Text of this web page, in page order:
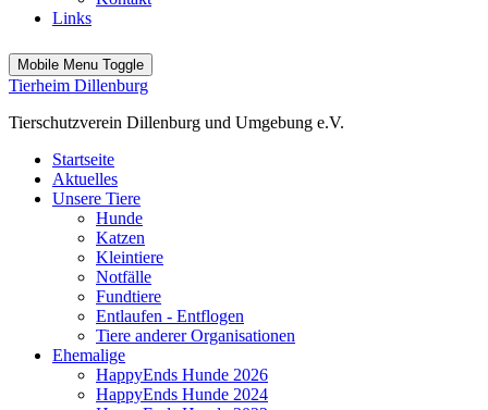
Links
Mobile Menu Toggle
Tierheim Dillenburg
Tierschutzverein Dillenburg und Umgebung e.V.
Startseite
Aktuelles
Unsere Tiere
Hunde
Katzen
Kleintiere
Notfälle
Fundtiere
Entlaufen - Entflogen
Tiere anderer Organisationen
Ehemalige
HappyEnds Hunde 2026
HappyEnds Hunde 2024